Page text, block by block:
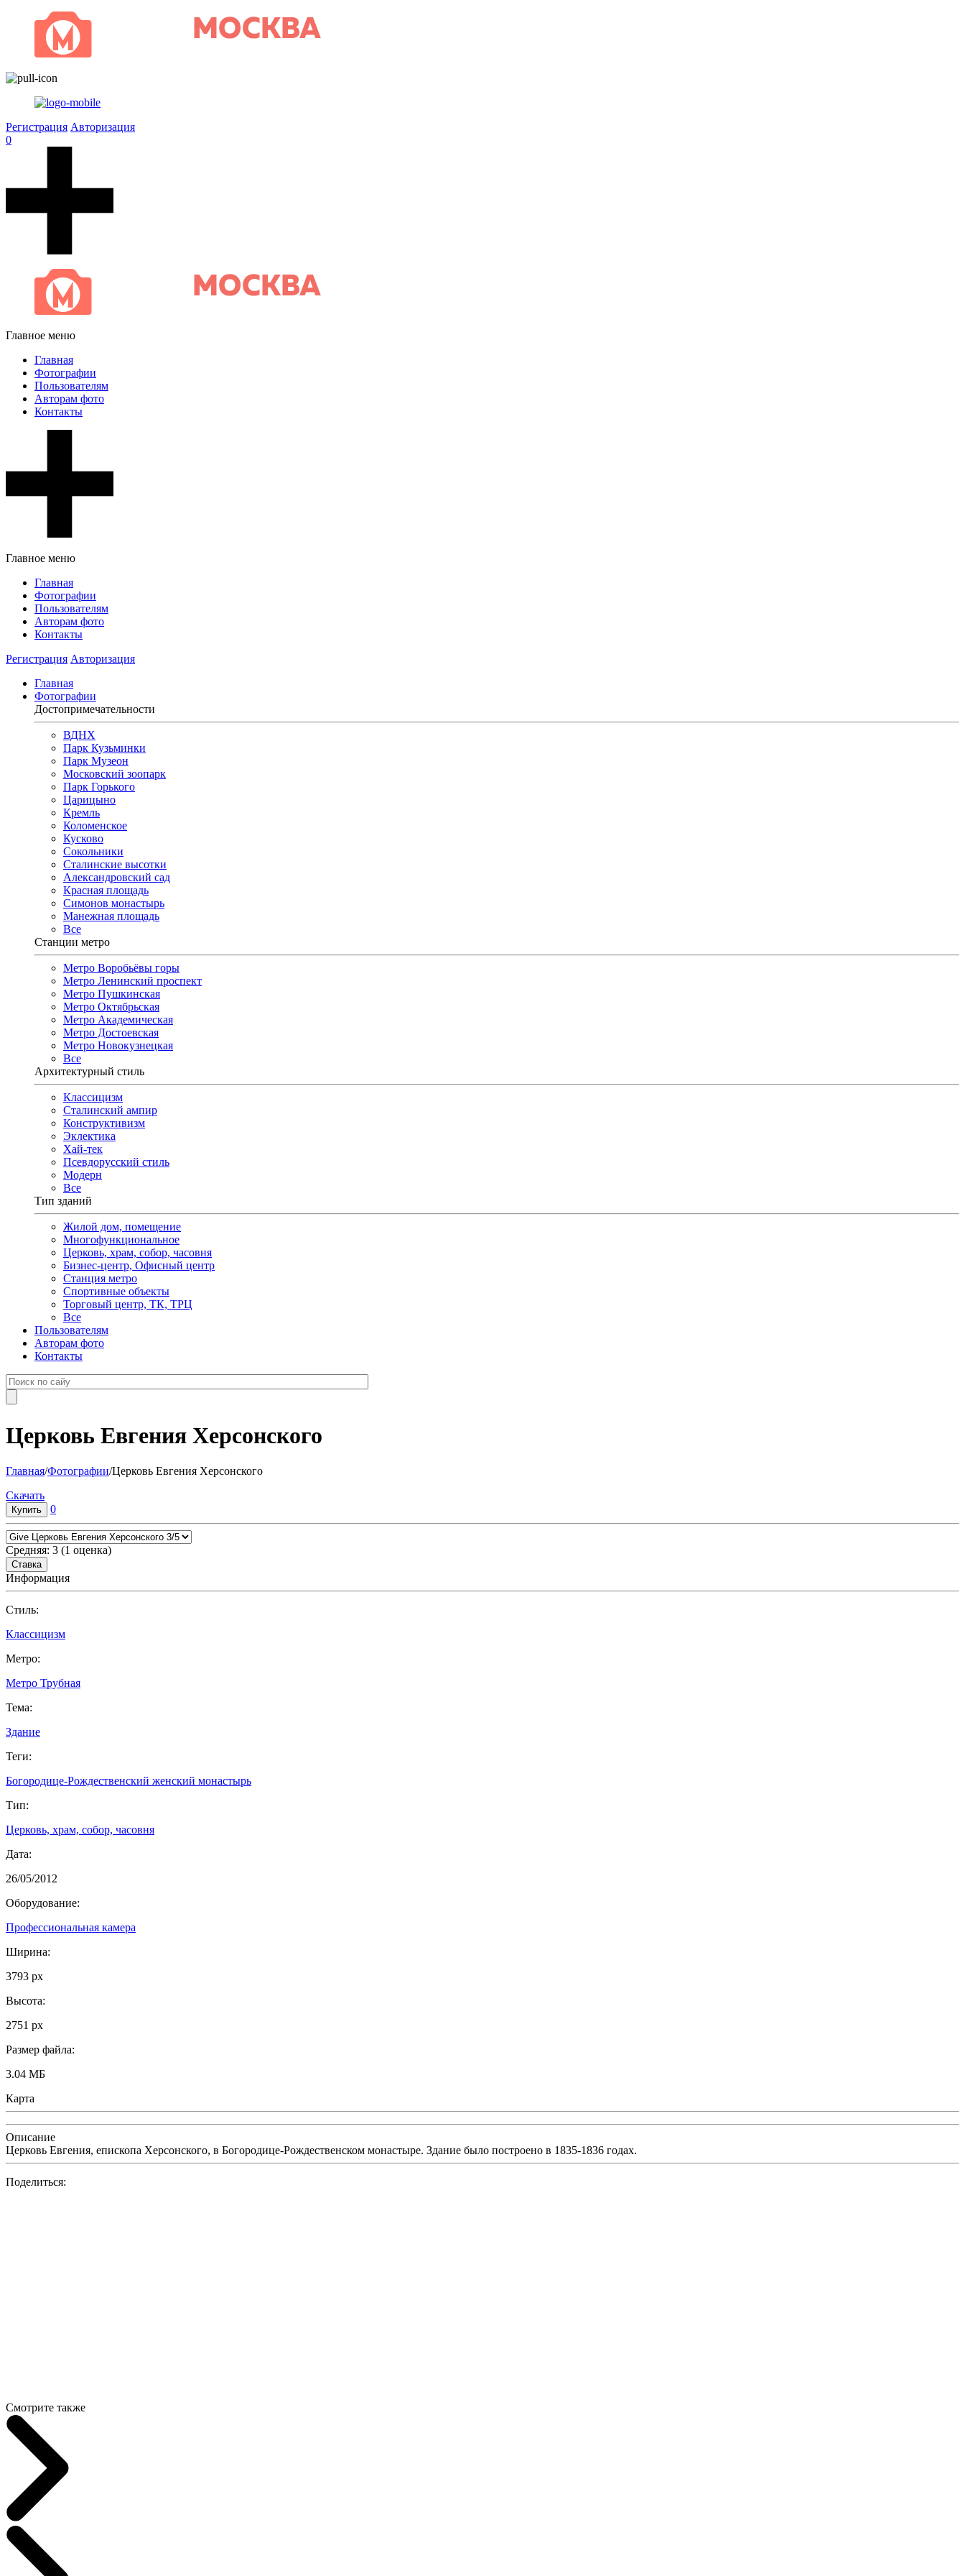
Регистрация Авторизация
0
Главное меню
Главная
Фотографии
Пользователям
Авторам фото
Контакты
Главное меню
Главная
Фотографии
Пользователям
Авторам фото
Контакты
Регистрация Авторизация
Главная
Фотографии
Достопримечательности
ВДНХ
Парк Кузьминки
Парк Музеон
Московский зоопарк
Парк Горького
Царицыно
Кремль
Коломенское
Кусково
Сокольники
Сталинские высотки
Александровский сад
Красная площадь
Симонов монастырь
Манежная площадь
Все
Станции метро
Метро Воробьёвы горы
Метро Ленинский проспект
Метро Пушкинская
Метро Октябрьская
Метро Академическая
Метро Достоевская
Метро Новокузнецкая
Все
Архитектурный стиль
Классицизм
Сталинский ампир
Конструктивизм
Эклектика
Хай-тек
Псевдорусский стиль
Модерн
Все
Тип зданий
Жилой дом, помещение
Многофункциональное
Церковь, храм, собор, часовня
Бизнес-центр, Офисный центр
Станция метро
Спортивные объекты
Торговый центр, ТК, ТРЦ
Все
Пользователям
Авторам фото
Контакты
Церковь Евгения Херсонского
Главная/Фотографии/Церковь Евгения Херсонского
Cкачать
0
Средняя: 3 (1 оценка)
Информация
Cтиль:
Классицизм
Метро:
Метро Трубная
Тема:
Здание
Теги:
Богородице-Рождественский женский монастырь
Тип:
Церковь, храм, собор, часовня
Дата:
26/05/2012
Оборудование:
Профессиональная камера
Ширина:
3793 px
Высота:
2751 px
Размер файла:
3.04 МБ
Карта
Описание
Церковь Евгения, епископа Херсонского, в Богородице-Рождественском монастыре. Здание было построено в 1835-1836 годах.
Поделиться:
Смотрите также